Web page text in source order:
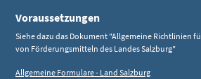
Voraussetzungen
Siehe dazu das Dokument "Allgemeine Richtlinien
von Förderungsmitteln des Landes Salzburg"
Allgemeine Formulare - Land Salzburg